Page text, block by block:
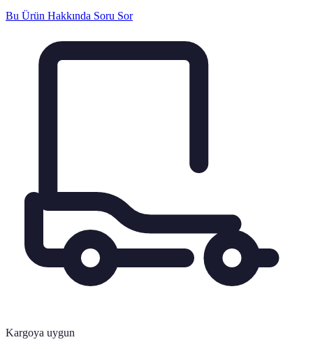
Bu Ürün Hakkında Soru Sor
Kargoya uygun